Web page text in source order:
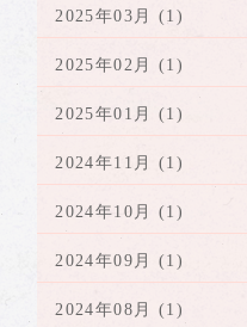
2025年03月 (1)
2025年02月 (1)
2025年01月 (1)
2024年11月 (1)
2024年10月 (1)
2024年09月 (1)
2024年08月 (1)